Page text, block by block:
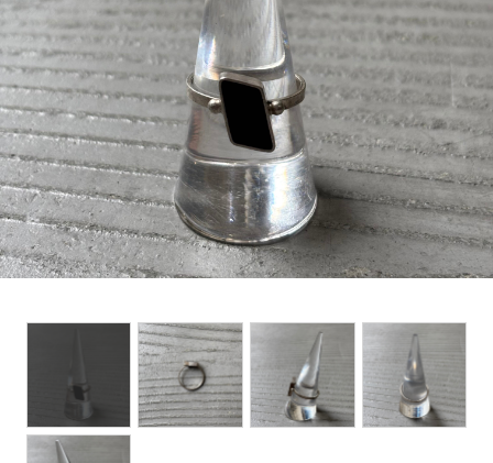
Yohji Yamamoto
Other brands
TOPS
OUTER WEAR
BOTTOMS
DESIGNERS ARCHIVES